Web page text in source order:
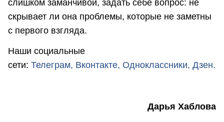
слишком заманчивой, задать себе вопрос: не
скрывает ли она проблемы, которые не заметны
с первого взгляда.
Наши социальные
сети: Телеграм, Вконтакте, Одноклассники, Дзен.
Дарья Хаблова